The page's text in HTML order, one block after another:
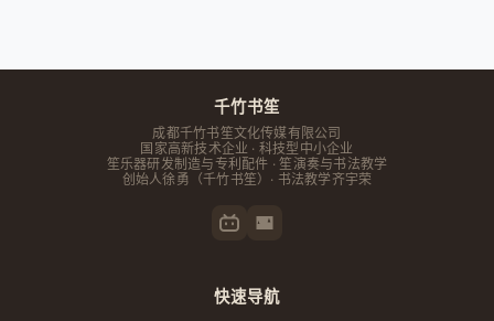
千竹书笙
成都千竹书笙文化传媒有限公司
国家高新技术企业 · 科技型中小企业
笙乐器研发制造与专利配件 · 笙演奏与书法教学
创始人徐勇 （千竹书笙）· 书法教学齐宇荣
快速导航